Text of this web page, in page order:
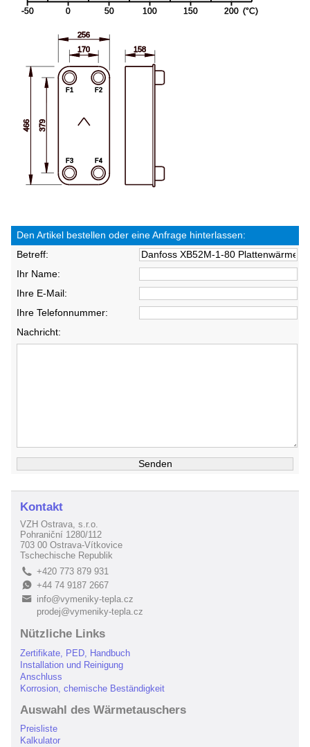
Den Artikel bestellen oder eine Anfrage hinterlassen:
Betreff:
Ihr Name:
Ihre E-Mail:
Ihre Telefonnummer:
Nachricht:
Kontakt
VZH Ostrava, s.r.o.
Pohraniční 1280/112
703 00 Ostrava-Vítkovice
Tschechische Republik
L +420 773 879 931
E+44 74 9187 2667
B
info@vymeniky-tepla.cz
prodej@vymeniky-tepla.cz
Nützliche Links
Zertifikate, PED, Handbuch
Installation und Reinigung
Anschluss
Korrosion, chemische Beständigkeit
Auswahl des Wärmetauschers
Preisliste
Kalkulator